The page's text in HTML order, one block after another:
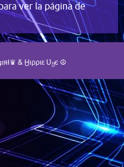
ver la página de
& Ӈιρριε Ʋყє ☮